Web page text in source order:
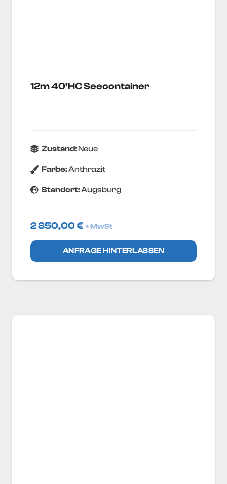
12m 40’HC Seecontainer
Zustand:Neue
Farbe:Anthrazit
Standort:Augsburg
2 850,00€ + MwSt
ANFRAGE HINTERLASSEN